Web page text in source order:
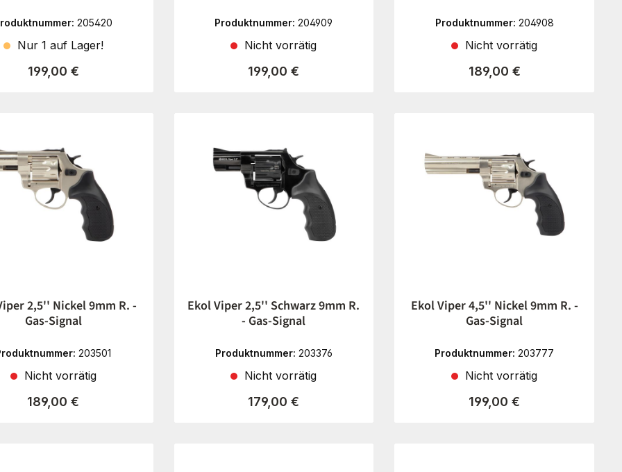
205420
Nur 1 auf Lager!
Regulärer Preis:
199,00 €
Produktnummer:204909
Nicht vorrätig
Regulärer Preis:
199,00 €
Produktnummer: 204908
Nicht vorrätig
Regulärer Preis:
189,00 €
2,5'' Nickel 9mm R. -
Gas-Signal
203501
Nicht vorrätig
Regulärer Preis:
189,00 €
Ekol Viper 2,5'' Schwarz 9mm R.
- Gas-Signal
Produktnummer: 203376
Nicht vorrätig
Regulärer Preis:
179,00 €
Ekol Viper 4,5'' Nickel 9mm R. -
Gas-Signal
Produktnummer:203777
Nicht vorrätig
Regulärer Preis:
199,00 €